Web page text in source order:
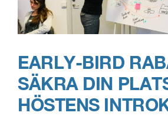
EARLY-BIRD
SÄKRA DIN
HÖSTENS